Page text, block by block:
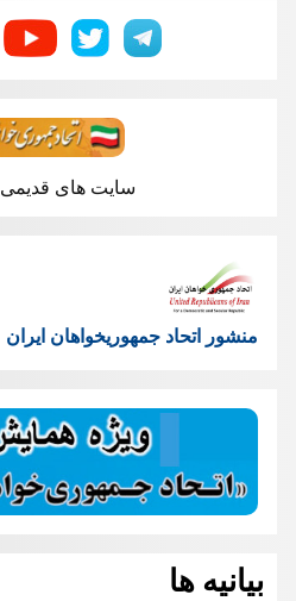
سایت های قدیمی
منشور اتحاد جمهوریخواهان ایران
بیانیه ها